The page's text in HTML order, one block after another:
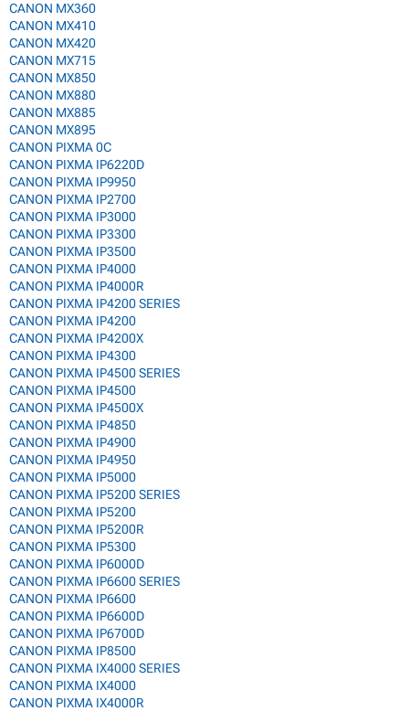
CANON MX360
CANON MX410
CANON MX420
CANON MX715
CANON MX850
CANON MX880
CANON MX885
CANON MX895
CANON PIXMA 0C
CANON PIXMA IP6220D
CANON PIXMA IP9950
CANON PIXMA IP2700
CANON PIXMA IP3000
CANON PIXMA IP3300
CANON PIXMA IP3500
CANON PIXMA IP4000
CANON PIXMA IP4000R
CANON PIXMA IP4200 SERIES
CANON PIXMA IP4200
CANON PIXMA IP4200X
CANON PIXMA IP4300
CANON PIXMA IP4500 SERIES
CANON PIXMA IP4500
CANON PIXMA IP4500X
CANON PIXMA IP4850
CANON PIXMA IP4900
CANON PIXMA IP4950
CANON PIXMA IP5000
CANON PIXMA IP5200 SERIES
CANON PIXMA IP5200
CANON PIXMA IP5200R
CANON PIXMA IP5300
CANON PIXMA IP6000D
CANON PIXMA IP6600 SERIES
CANON PIXMA IP6600
CANON PIXMA IP6600D
CANON PIXMA IP6700D
CANON PIXMA IP8500
CANON PIXMA IX4000 SERIES
CANON PIXMA IX4000
CANON PIXMA IX4000R